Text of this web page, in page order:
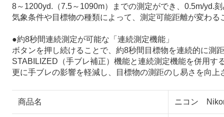
8～1200yd.（7.5～1090m）までの測定ができ、0.5m/yd.
気象条件や目標物の種類によって、測定可能距離が変わる
●約8秒間連続測定が可能な「連続測定機能」
ボタンを押し続けることで、約8秒間目標物を連続的に測
STABILIZED（手ブレ補正）機能と連続測定機能を併用す
更に手ブレの影響を軽減し、目標物の測距のし易さを向上
商品名 ニコン